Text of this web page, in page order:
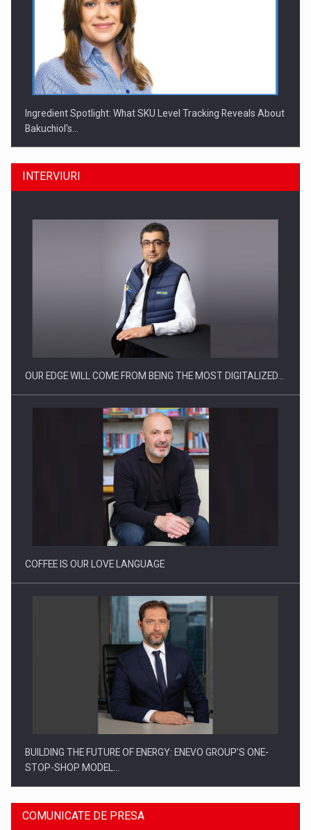
Ingredient Spotlight: What SKU Level Tracking Reveals About
Bakuchiol's…
Producatorii si comerciantii care nu se supun noilor
Proteinmaxxing and the Future of Protein Demand
INTERVIURI
OUR EDGE WILL COME FROM BEING THE MOST DIGITALIZED…
COFFEE IS OUR LOVE LANGUAGE
BUILDING THE FUTURE OF ENERGY: ENEVO GROUP’S ONE-
STOP-SHOP MODEL…
COMUNICATE DE PRESA